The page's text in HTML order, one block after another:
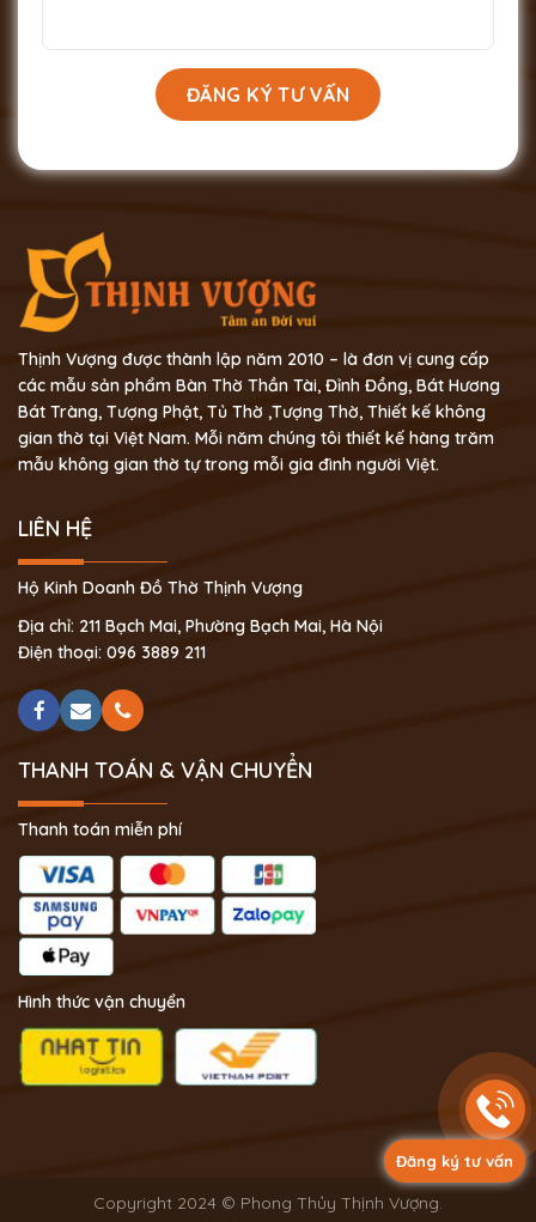
Đăng ký tư vấn
Thịnh Vượng được thành lập năm 2010 – là đơn vị cung cấp
các mẫu sản phẩm Bàn Thờ Thần Tài, Đỉnh Đồng, Bát Hương
Bát Tràng, Tượng Phật, Tủ Thờ ,Tượng Thờ, Thiết kế không
gian thờ tại Việt Nam. Mỗi năm chúng tôi thiết kế hàng trăm
mẫu không gian thờ tự trong mỗi gia đình người Việt.
LIÊN HỆ
Hộ Kinh Doanh Đồ Thờ Thịnh Vượng
Địa chỉ: 211 Bạch Mai, Phường Bạch Mai, Hà Nội
Điện thoại: 096 3889 211
THANH TOÁN & VẬN CHUYỂN
Thanh toán miễn phí
Hình thức vận chuyển
Copyright 2024 © Phong Thủy Thịnh Vượng.